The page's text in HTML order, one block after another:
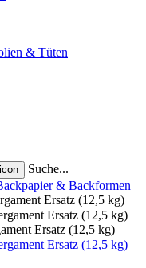
& Tüten
Suche...
& Backformen
Ersatz (12,5 kg)
Ersatz (12,5 kg)